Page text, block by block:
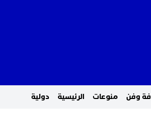
وفن منوعات الرئيسية دولية